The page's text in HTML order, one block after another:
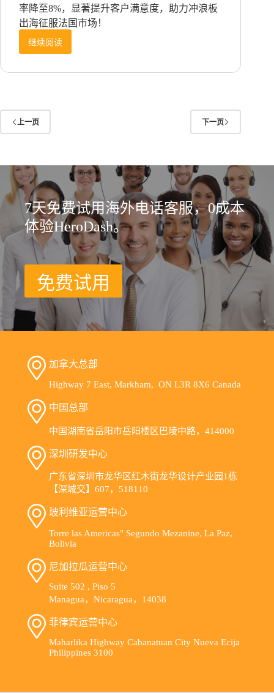
率降至8%，显著提升客户满意度，助力冲浪板
出海征服法国市场！
继续阅读
退
客
包
助
中
国
冲
浪
板
国
逆
袭！
还
先
付
上一页 下一页
7天免费试用海外电话客服，0成本
体验HeroDash。
免费试用
加拿大总部
Highway 7 East, Markham, ON L3R 8X6 Canada
中国总部
中国湖南省岳阳市岳阳楼区巴陵中路，414000
深圳研发中心
广东省深圳市龙华区红木街龙华设计产业园1栋
【深城交】607，518110
玻利维亚运营中心
Torre las Americas" Segundo Mezanine, La Paz,
Bolivia
尼加拉瓜运营中心
Suite 502 , Piso 5
Managua，Nicaragua，14038
菲律宾运营中心
Maharlika Highway Cabanatuan City Nueva Ecija
Philippines 3100